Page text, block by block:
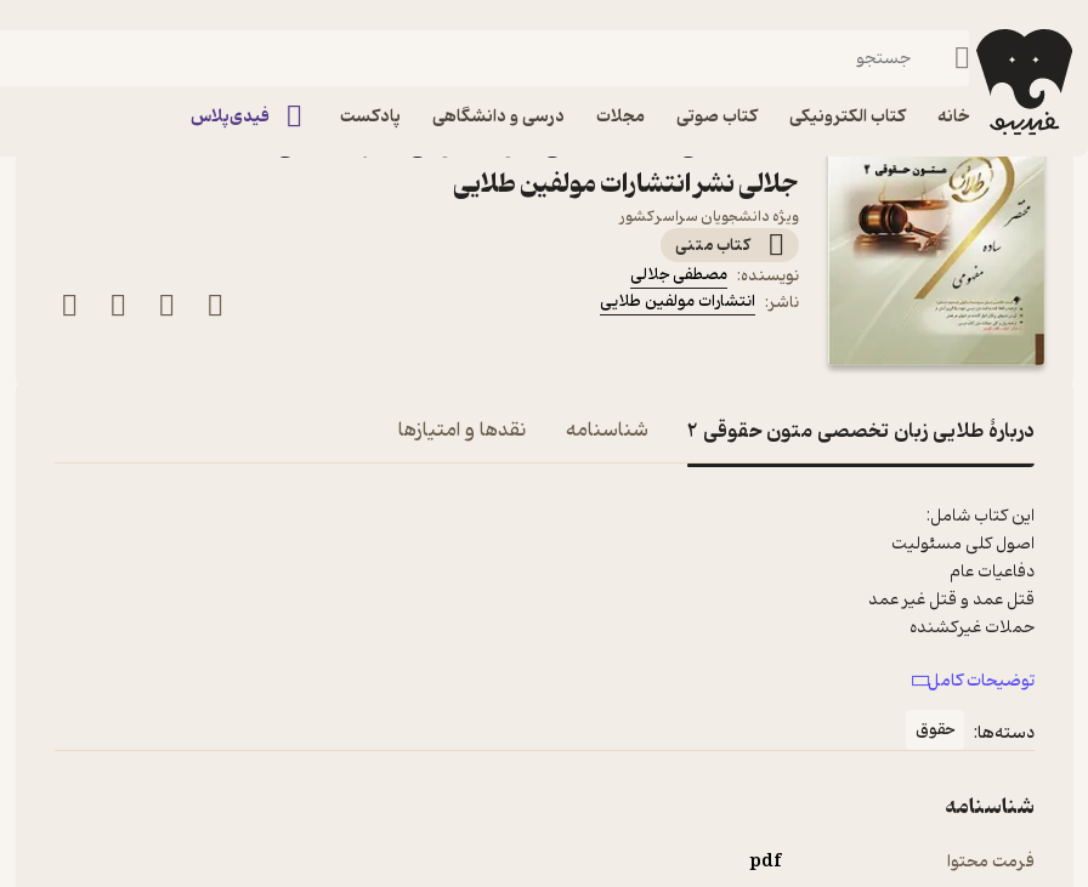
خانه کتاب الکترونیکی کتاب صوتی مجلات درسی و دانشگاهی پادکست فیدی‌پلاس
فیدیبو کتاب درسی، کتاب کمک درسی
جلالی نشر انتشارات مولفین طلایی
ویژه دانشجویان سراسر کشور
کتاب متنی
نویسنده: مصطفی جلالی
ناشر: انتشارات مولفین طلایی
دربارۀ طلایی زبان تخصصی متون حقوقی 2 شناسنامه نقدها و امتیازها
توضیحات کامل
دسته‌ها:
حقوق
شناسنامه
فرمت محتوا pdf